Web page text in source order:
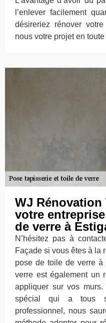
l’enlever facilement
désireriez rénover
nous votre projet en
WJ Rénovation
votre
de verre à
N’hésitez pas à
Façade si vous êtes à la
pose de toile de verre
verre est également un
appliquer sur vos
spécial qui a tous
professionnel, nous